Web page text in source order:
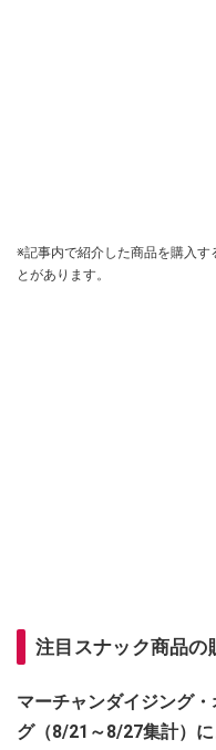
※記事内で紹介した商品を購入
とがあります。
注目スナック商品の
マーチャンダイジング
グ（8/21～8/27集計）